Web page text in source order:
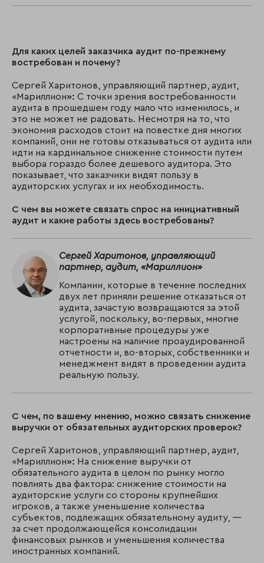
Для каких целей заказчика аудит по-прежнему
востребован и почему?
Сергей Харитонов, управляющий партнер, аудит,
«Мариллион»: С точки зрения востребованности
аудита в прошедшем году мало что изменилось, и
это не может не радовать. Несмотря на то, что
экономия расходов стоит на повестке дня многих
компаний, они не готовы отказываться от аудита или
идти на кардинальное снижение стоимости путем
выбора гораздо более дешевого аудитора. Это
показывает, что заказчики видят пользу в
аудиторских услугах и их необходимость.
С чем вы можете связать спрос на инициативный
аудит и какие работы здесь востребованы?
Сергей Харитонов, управляющий
партнер, аудит, «Мариллион»
Компании, которые в течение последних
двух лет приняли решение отказаться от
аудита, зачастую возвращаются за этой
услугой, поскольку, во-первых, многие
корпоративные процедуры уже
настроены на наличие проаудированной
отчетности и, во-вторых, собственники и
менеджмент видят в проведении аудита
реальную пользу.
С чем, по вашему мнению, можно связать снижение
выручки от обязательных аудиторских проверок?
Сергей Харитонов, управляющий партнер, аудит,
«Мариллион»: На снижение выручки от
обязательного аудита в целом по рынку могло
повлиять два фактора: снижение стоимости на
аудиторские услуги со стороны крупнейших
игроков, а также уменьшение количества
субъектов, подлежащих обязательному аудиту, —
за счет продолжающейся консолидации
финансовых рынков и уменьшения количества
иностранных компаний.